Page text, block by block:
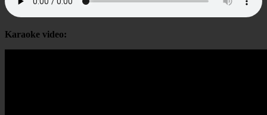
Karaoke video: